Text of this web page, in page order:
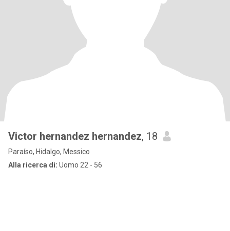
Victor hernandez hernandez, 18
Paraíso, Hidalgo, Messico
Alla ricerca di: Uomo 22 - 56